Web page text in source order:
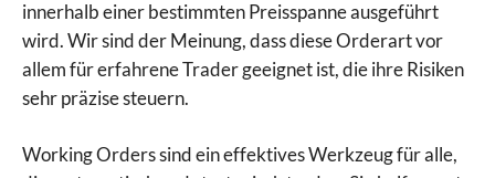
innerhalb einer bestimmten Preisspanne ausgeführt
wird. Wir sind der Meinung, dass diese Orderart vor
allem für erfahrene Trader geeignet ist, die ihre Risiken
sehr präzise steuern.
Working Orders sind ein effektives Werkzeug für alle,